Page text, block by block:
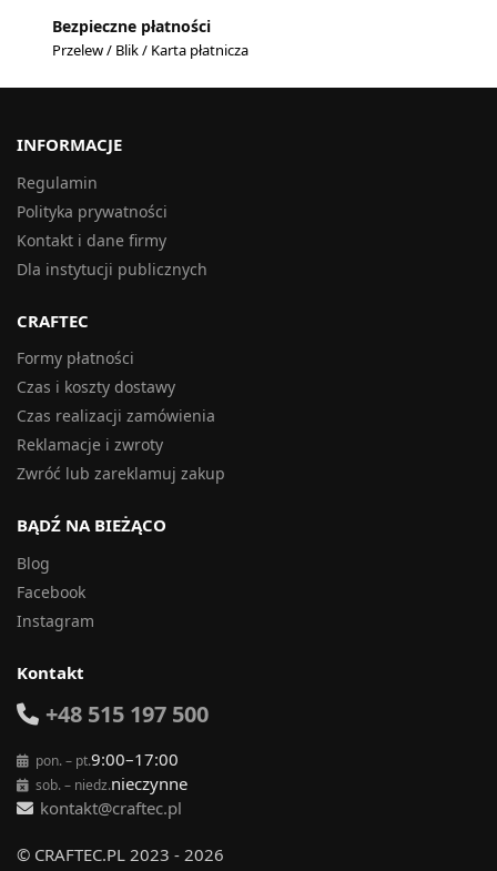
Bezpieczne płatności
Przelew / Blik / Karta płatnicza
INFORMACJE
Regulamin
Polityka prywatności
Kontakt i dane firmy
Dla instytucji publicznych
CRAFTEC
Formy płatności
Czas i koszty dostawy
Czas realizacji zamówienia
Reklamacje i zwroty
Zwróć lub zareklamuj zakup
BĄDŹ NA BIEŻĄCO
Blog
Facebook
Instagram
Kontakt
+48 515 197 500
pon. – pt.9:00–17:00
sob. – niedz.nieczynne
kontakt@craftec.pl
© CRAFTEC.PL 2023 - 2026